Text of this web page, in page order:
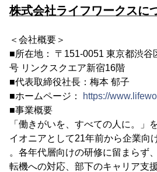
株式会社ライフワークスに
＜会社概要＞
■所在地： 〒151-0051 東京都渋⾕
号 リンクスクエア新宿16階
■代表取締役社⻑：梅本 郁⼦
■ホームページ：
https://
■事業概要
「働きがいを、すべての人に。」
イオニアとして21年前から企業向
。各年代層向けの研修に留まらず
転機への対応、部下のキャリア支